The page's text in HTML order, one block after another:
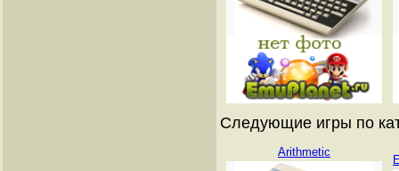
Следующие игры по
Arithmetic